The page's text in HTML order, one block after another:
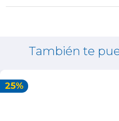
También te
25%